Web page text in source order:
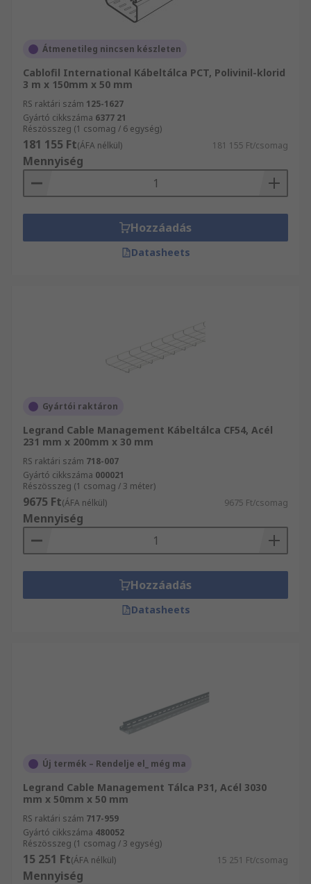
Átmenetileg nincsen készleten
Cablofil International Kábeltálca PCT, Polivinil-klorid
3 m x 150mm x 50 mm
RS raktári szám 125-1627
Gyártó cikkszáma 6377 21
Részösszeg (1 csomag / 6 egység)
181 155 Ft(ÁFA nélkül) 181 155 Ft/csomag
Mennyiség
Hozzáadás
Datasheets
Gyártói raktáron
Legrand Cable Management Kábeltálca CF54, Acél
231 mm x 200mm x 30 mm
RS raktári szám 718-007
Gyártó cikkszáma 000021
Részösszeg (1 csomag / 3 méter)
9675 Ft(ÁFA nélkül) 9675 Ft/csomag
Mennyiség
Hozzáadás
Datasheets
Új termék – Rendelje el_ még ma
Legrand Cable Management Tálca P31, Acél 3030
mm x 50mm x 50 mm
RS raktári szám 717-959
Gyártó cikkszáma 480052
Részösszeg (1 csomag / 3 egység)
15 251 Ft(ÁFA nélkül) 15 251 Ft/csomag
Mennyiség